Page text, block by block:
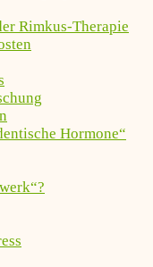
Rimkus-Therapie
Hormone“